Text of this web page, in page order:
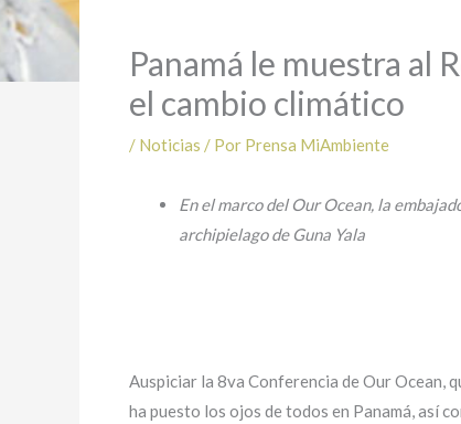
Panamá le muestra al
el cambio climático
/ Noticias / Por Prensa MiAmbiente
En el marco del Our Ocean, la
archipielago de Guna Yala
Auspiciar la 8va Conferencia de Our Ocean,
ha puesto los ojos de todos en Panamá, así